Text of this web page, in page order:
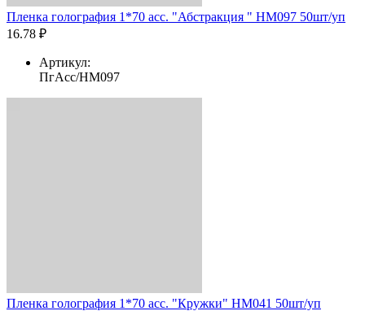
Пленка голография 1*70 асс. "Абстракция " HM097 50шт/уп
16.78 ₽
Артикул:
ПгАсс/HM097
Пленка голография 1*70 асс. "Кружки" HM041 50шт/уп